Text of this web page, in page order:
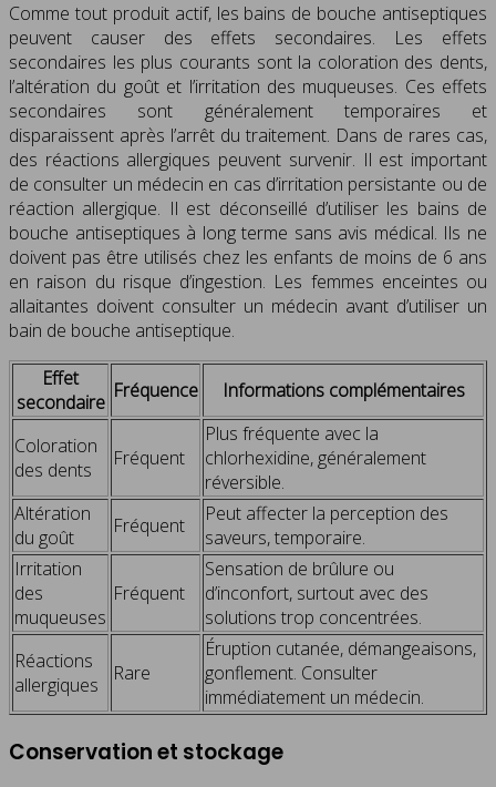
Comme tout produit actif, les bains de bouche antiseptiques
peuvent causer des effets secondaires. Les effets
secondaires les plus courants sont la coloration des dents,
l’altération du goût et l’irritation des muqueuses. Ces effets
secondaires sont généralement temporaires et
disparaissent après l’arrêt du traitement. Dans de rares cas,
des réactions allergiques peuvent survenir. Il est important
de consulter un médecin en cas d’irritation persistante ou de
réaction allergique. Il est déconseillé d’utiliser les bains de
bouche antiseptiques à long terme sans avis médical. Ils ne
doivent pas être utilisés chez les enfants de moins de 6 ans
en raison du risque d’ingestion. Les femmes enceintes ou
allaitantes doivent consulter un médecin avant d’utiliser un
bain de bouche antiseptique.
Effet
secondaire Fréquence Informations complémentaires
Coloration
des dents
Fréquent
Plus fréquente avec la
chlorhexidine, généralement
réversible.
Altération
du goût
Fréquent
Peut affecter la perception des
saveurs, temporaire.
Irritation
des
muqueuses
Fréquent
Sensation de brûlure ou
d’inconfort, surtout avec des
solutions trop concentrées.
Réactions
allergiques
Rare
Éruption cutanée, démangeaisons,
gonflement. Consulter
immédiatement un médecin.
Conservation et stockage